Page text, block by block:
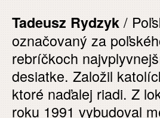
Tadeusz Rydzyk/
označovaný za
rebríčkoch
desiatke. Založil
ktoré naďalej riadi. Z
roku 1991 vybudoval